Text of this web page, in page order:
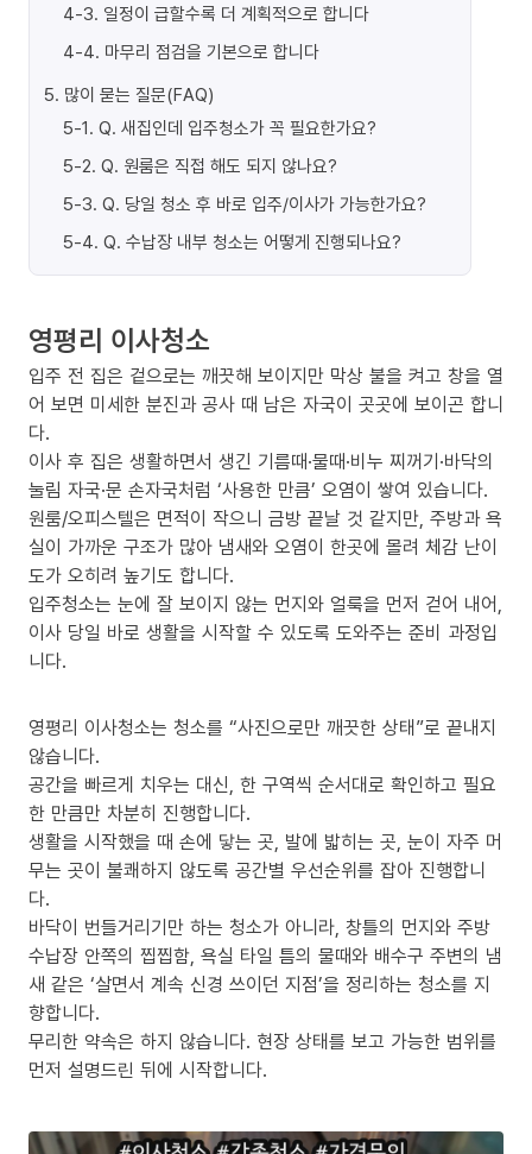
4-3. 일정이 급할수록 더 계획적으로 합니다
4-4. 마무리 점검을 기본으로 합니다
5. 많이 묻는 질문(FAQ)
5-1. Q. 새집인데 입주청소가 꼭 필요한가요?
5-2. Q. 원룸은 직접 해도 되지 않나요?
5-3. Q. 당일 청소 후 바로 입주/이사가 가능한가요?
5-4. Q. 수납장 내부 청소는 어떻게 진행되나요?
영평리 이사청소
입주 전 집은 겉으로는 깨끗해 보이지만 막상 불을 켜고 창을 열
어 보면 미세한 분진과 공사 때 남은 자국이 곳곳에 보이곤 합니
다.
이사 후 집은 생활하면서 생긴 기름때·물때·비누 찌꺼기·바닥의
눌림 자국·문 손자국처럼 ‘사용한 만큼’ 오염이 쌓여 있습니다.
원룸/오피스텔은 면적이 작으니 금방 끝날 것 같지만, 주방과 욕
실이 가까운 구조가 많아 냄새와 오염이 한곳에 몰려 체감 난이
도가 오히려 높기도 합니다.
입주청소는 눈에 잘 보이지 않는 먼지와 얼룩을 먼저 걷어 내어,
이사 당일 바로 생활을 시작할 수 있도록 도와주는 준비 과정입
니다.
영평리 이사청소는 청소를 “사진으로만 깨끗한 상태”로 끝내지
않습니다.
공간을 빠르게 치우는 대신, 한 구역씩 순서대로 확인하고 필요
한 만큼만 차분히 진행합니다.
생활을 시작했을 때 손에 닿는 곳, 발에 밟히는 곳, 눈이 자주 머
무는 곳이 불쾌하지 않도록 공간별 우선순위를 잡아 진행합니
다.
바닥이 번들거리기만 하는 청소가 아니라, 창틀의 먼지와 주방
수납장 안쪽의 찝찝함, 욕실 타일 틈의 물때와 배수구 주변의 냄
새 같은 ‘살면서 계속 신경 쓰이던 지점’을 정리하는 청소를 지
향합니다.
무리한 약속은 하지 않습니다. 현장 상태를 보고 가능한 범위를
먼저 설명드린 뒤에 시작합니다.